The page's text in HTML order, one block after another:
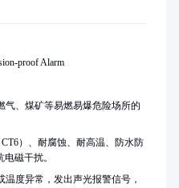
proof Alarm
气、煤矿等易燃易爆危险场所的
）、耐腐蚀、耐高温、防水防
磁干扰。
温度异常，发出声光报警信号，